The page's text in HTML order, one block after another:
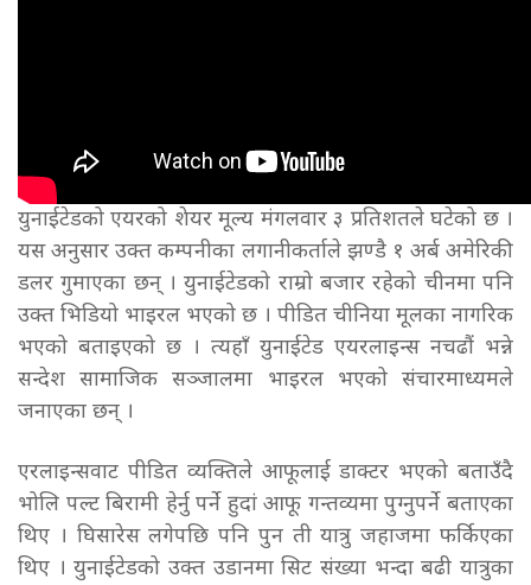
युनाईटेडको एयरको शेयर मूल्य मंगलवार ३ प्रतिशतले घटेको छ ।
यस अनुसार उक्त कम्पनीका लगानीकर्ताले झण्डै १ अर्ब अमेरिकी
डलर गुमाएका छन् । युनाईटेडको राम्रो बजार रहेको चीनमा पनि
उक्त भिडियो भाइरल भएको छ । पीडित चीनिया मूलका नागरिक
भएको बताइएको छ । त्यहाँ युनाईटेड एयरलाइन्स नचढौं भन्ने
सन्देश सामाजिक सञ्जालमा भाइरल भएको संचारमाध्यमले
जनाएका छन् ।
एरलाइन्सवाट पीडित व्यक्तिले आफूलाई डाक्टर भएको बताउँदै
भोलि पल्ट बिरामी हेर्नु पर्ने हुदां आफू गन्तव्यमा पुग्नुपर्ने बताएका
थिए । घिसारेस लगेपछि पनि पुन ती यात्रु जहाजमा फर्किएका
थिए । युनाईटेडको उक्त उडानमा सिट संख्या भन्दा बढी यात्रुका